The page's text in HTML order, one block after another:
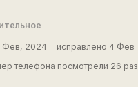
Фев, 2024 исправлено 4 Фев
телефона посмотрели 26 раз